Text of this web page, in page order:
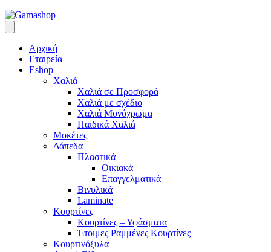
Αρχική
Εταιρεία
Eshop
Χαλιά
Χαλιά σε Προσφορά
Χαλιά με σχέδιο
Χαλιά Μονόχρωμα
Παιδικά Χαλιά
Μοκέτες
Δάπεδα
Πλαστικά
Οικιακά
Επαγγελματικά
Βινυλικά
Laminate
Κουρτίνες
Κουρτίνες – Υφάσματα
Έτοιμες Ραμμένες Κουρτίνες
Κουρτινόξυλα